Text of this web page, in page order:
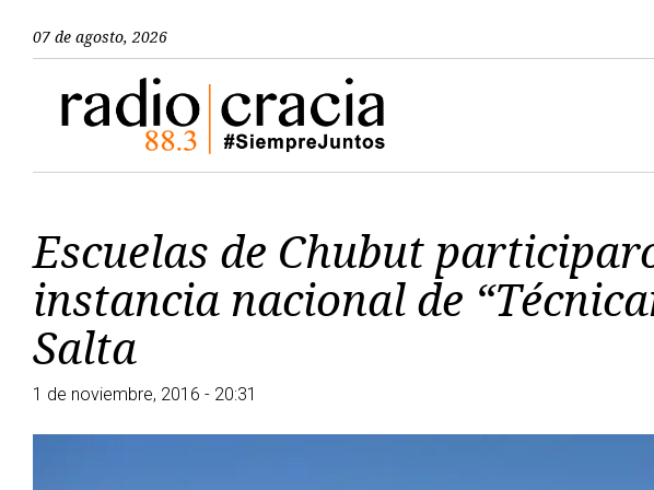
07 de agosto, 2026
Escuelas de Chubut
instancia nacional de
Salta
1 de noviembre, 2016 - 20:31